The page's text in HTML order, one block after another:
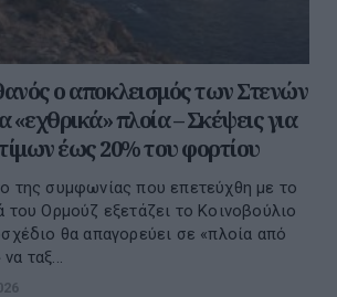
ο αποκλεισμός των Στενών
«εχθρικά» πλοία – Σκέψεις για
έως 20% του φορτίου
της συμφωνίας που επετεύχθη με το
του Ορμούζ εξετάζει το Κοινοβούλιο
θα απαγορεύει σε «πλοία από
ταξ...